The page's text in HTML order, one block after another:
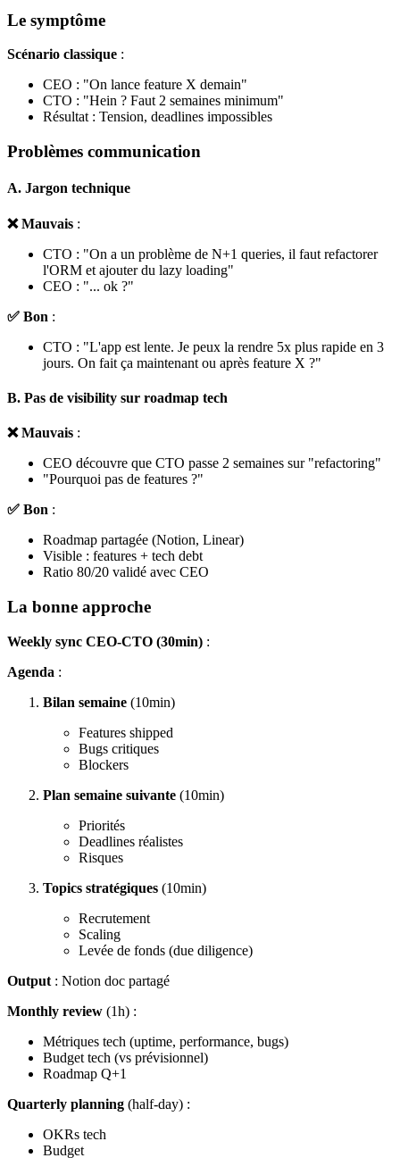
Le symptôme
Scénario classique :
CEO : "On lance feature X demain"
CTO : "Hein ? Faut 2 semaines minimum"
Résultat : Tension, deadlines impossibles
Problèmes communication
A. Jargon technique
❌ Mauvais :
CTO : "On a un problème de N+1 queries, il faut refactorer
l'ORM et ajouter du lazy loading"
CEO : "... ok ?"
✅ Bon :
CTO : "L'app est lente. Je peux la rendre 5x plus rapide en 3
jours. On fait ça maintenant ou après feature X ?"
B. Pas de visibility sur roadmap tech
❌ Mauvais :
CEO découvre que CTO passe 2 semaines sur "refactoring"
"Pourquoi pas de features ?"
✅ Bon :
Roadmap partagée (Notion, Linear)
Visible : features + tech debt
Ratio 80/20 validé avec CEO
La bonne approche
Weekly sync CEO-CTO (30min) :
Agenda :
Bilan semaine (10min)
Features shipped
Bugs critiques
Blockers
Plan semaine suivante (10min)
Priorités
Deadlines réalistes
Risques
Topics stratégiques (10min)
Recrutement
Scaling
Levée de fonds (due diligence)
Output : Notion doc partagé
Monthly review (1h) :
Métriques tech (uptime, performance, bugs)
Budget tech (vs prévisionnel)
Roadmap Q+1
Quarterly planning (half-day) :
OKRs tech
Budget